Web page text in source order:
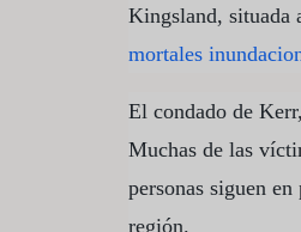
Kingsland, situada
mortales
El condado de
Muchas de las
personas siguen
región.